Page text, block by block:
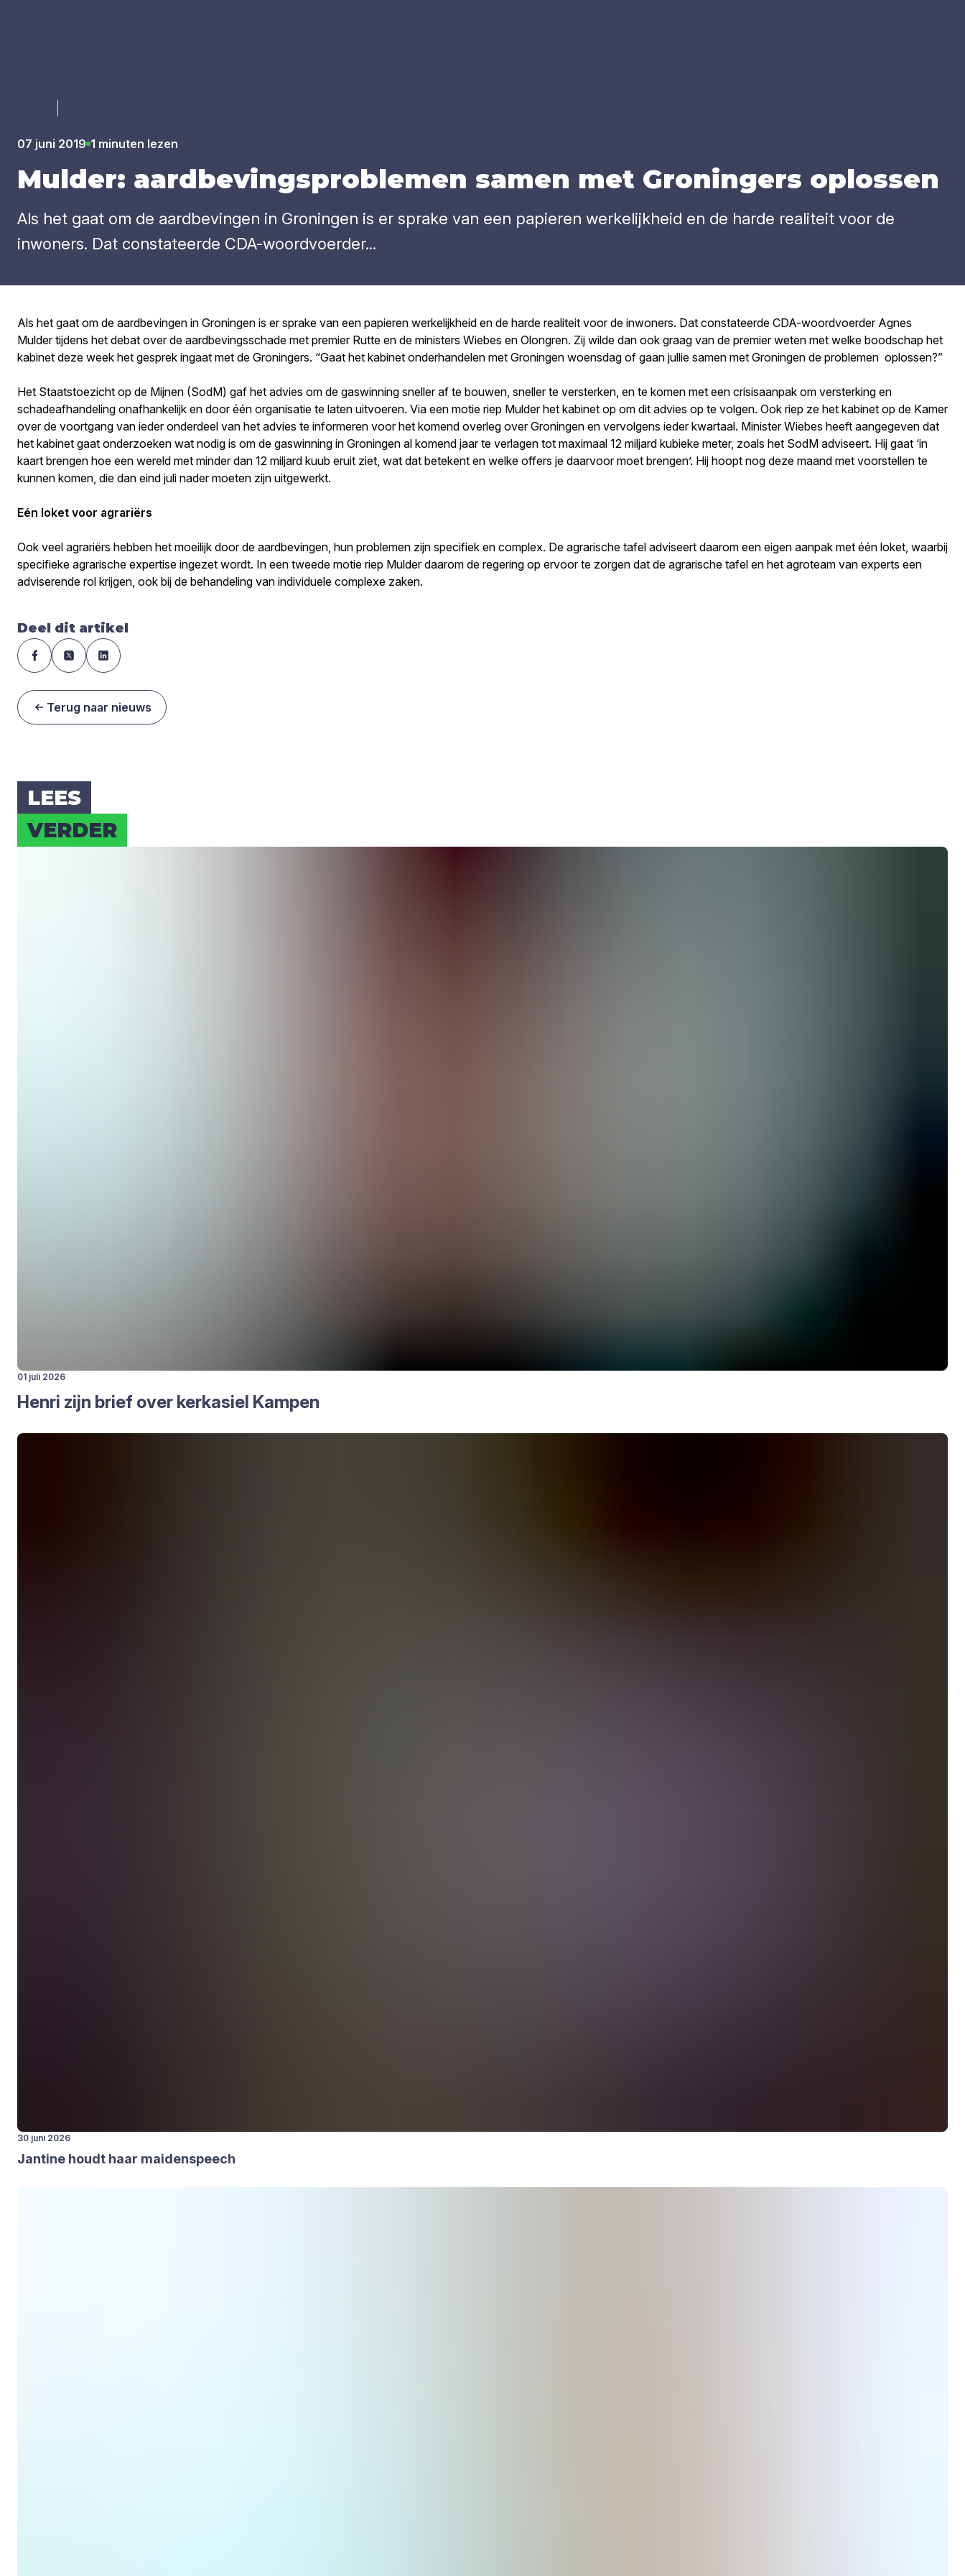
07 juni 2019 1 minuten lezen
Mul­der: aard­be­vings­pro­ble­men samen met Gro­nin­gers oplos­sen
Als het gaat om de aardbevingen in Groningen is er sprake van een papieren werkelijkheid en de harde realiteit voor de
inwoners. Dat constateerde CDA-woordvoerder...
Als het gaat om de aardbevingen in Groningen is er sprake van een papieren werkelijkheid en de harde realiteit voor de inwoners. Dat constateerde CDA-woordvoerder Agnes
Mulder tijdens het debat over de aardbevingsschade met premier Rutte en de ministers Wiebes en Olongren. Zij wilde dan ook graag van de premier weten met welke boodschap het
kabinet deze week het gesprek ingaat met de Groningers. “Gaat het kabinet onderhandelen met Groningen woensdag of gaan jullie samen met Groningen de problemen oplossen?”
Het Staatstoezicht op de Mijnen (SodM) gaf het advies om de gaswinning sneller af te bouwen, sneller te versterken, en te komen met een crisisaanpak om versterking en
schadeafhandeling onafhankelijk en door één organisatie te laten uitvoeren. Via een motie riep Mulder het kabinet op om dit advies op te volgen. Ook riep ze het kabinet op de Kamer
over de voortgang van ieder onderdeel van het advies te informeren voor het komend overleg over Groningen en vervolgens ieder kwartaal. Minister Wiebes heeft aangegeven dat
het kabinet gaat onderzoeken wat nodig is om de gaswinning in Groningen al komend jaar te verlagen tot maximaal 12 miljard kubieke meter, zoals het SodM adviseert. Hij gaat ‘in
kaart brengen hoe een wereld met minder dan 12 miljard kuub eruit ziet, wat dat betekent en welke offers je daarvoor moet brengen’. Hij hoopt nog deze maand met voorstellen te
kunnen komen, die dan eind juli nader moeten zijn uitgewerkt.
Eén loket voor agrariërs
Ook veel agrariërs hebben het moeilijk door de aardbevingen, hun problemen zijn specifiek en complex. De agrarische tafel adviseert daarom een eigen aanpak met één loket, waarbij
specifieke agrarische expertise ingezet wordt. In een tweede motie riep Mulder daarom de regering op ervoor te zorgen dat de agrarische tafel en het agroteam van experts een
adviserende rol krijgen, ook bij de behandeling van individuele complexe zaken.
Deel dit artikel
Terug naar nieuws
LEES
VER­DER
01 juli 2026
Hen­ri zijn brief over kerk­asiel Kam­pen
30 juni 2026
Jan­ti­ne houdt haar mai­den­speech